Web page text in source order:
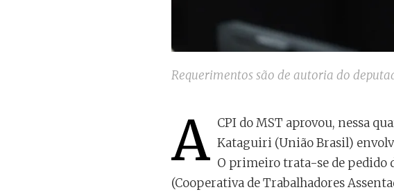
Requerimentos são de autoria do
A CPI do MST aprovou, nessa
Kataguiri (União Brasil)
O primeiro trata-se de pedido
(Cooperativa de Trabalhadores